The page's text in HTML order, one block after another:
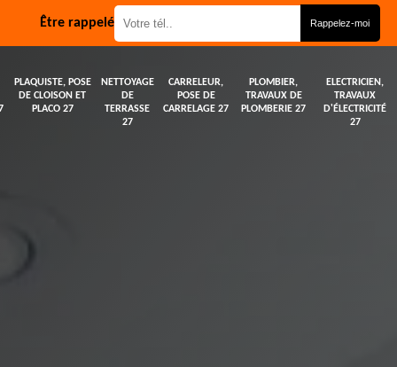
Être rappelé
PLAQUISTE, POSE
DE CLOISON ET
PLACO 27
NETTOYAGE
DE
TERRASSE
27
CARRELEUR,
POSE DE
CARRELAGE 27
PLOMBIER,
TRAVAUX DE
PLOMBERIE 27
ELECTRICIEN,
TRAVAUX
D'ÉLECTRICITÉ
27